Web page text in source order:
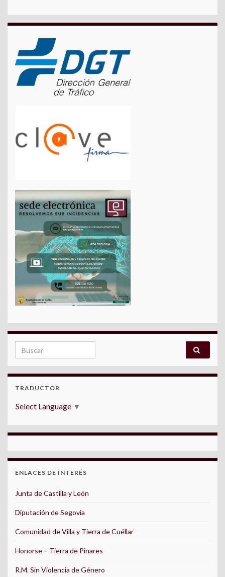
Search for:
TRADUCTOR
Select Language ▼
ENLACES DE INTERÉS
Junta de Castilla y León
Diputación de Segovia
Comunidad de Villa y Tierra de Cuéllar
Honorse – Tierra de Pinares
R.M. Sin Violencia de Género